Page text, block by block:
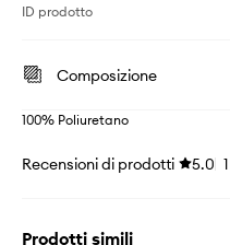
ID prodotto
Composizione
100% Poliuretano
Recensioni di prodotti 5.0 1
Prodotti simili